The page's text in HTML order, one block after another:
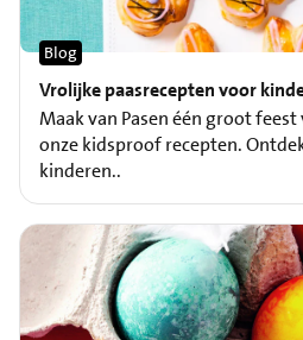
Vrolijke paasrecepten voor
Blog
Maak van Pasen één groot
onze kidsproof recepten.
kinderen..